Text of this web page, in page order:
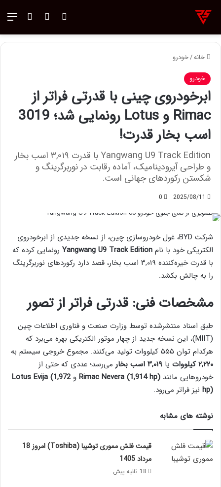
تغییر پوسته ورود
خانه/خودرو
خودرو
ابرخودروی چینی با قدرتی فراتر از
Rimac و Lotus رونمایی شد؛ 3019
اسب بخار قدرت!
Yangwang U9 Track Edition با قدرت ۳,۰۱۹ اسب بخار
و طراحی آیرودینامیک، آماده رقابت در نوربرگرینگ و
شکستن رکوردهای جهانی است.
2025/08/11
0
شرکت BYD، غول خودروسازی چین، از نسخه جدیدی از ابرخودروی
الکتریکی خود با نام Yangwang U9 Track Edition رونمایی کرده که
با قدرت خیره‌کننده ۳,۰۱۹ اسب بخار، قصد دارد رکوردهای نوربرگرینگ
را به چالش بکشد.
مشخصات فنی: قدرتی فراتر از تصور
طبق اسناد منتشرشده توسط وزارت صنعت و فناوری اطلاعات چین
(MIIT)، این نسخه جدید از چهار موتور الکتریکی بهره می‌برد که
هرکدام توان ۵۵۵ کیلووات تولید می‌کنند. مجموع خروجی سیستم به
۲,۲۲۰ کیلووات
یا ۳,۰۱۹ اسب بخار
می‌رسد؛ عددی که حتی از
خودروهایی مانند Rimac Nevera (1,914 hp) وLotus Evija (1,972
hp) نیز فراتر می‌رود.
نوشته های مشابه
قیمت فلش مموری توشیبا (Toshiba) امروز 18
مرداد 1405
18 ثانیه پیش